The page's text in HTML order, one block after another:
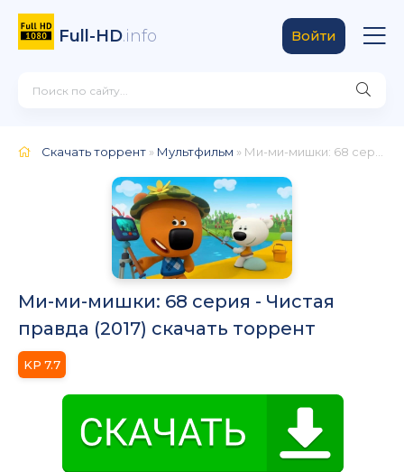
Full-HD.info Войти
Скачать торрент » Мультфильм » Ми-ми-мишки: 68 серия - Чистая правда
Ми-ми-мишки: 68 серия - Чистая
правда (2017) скачать торрент
7.7